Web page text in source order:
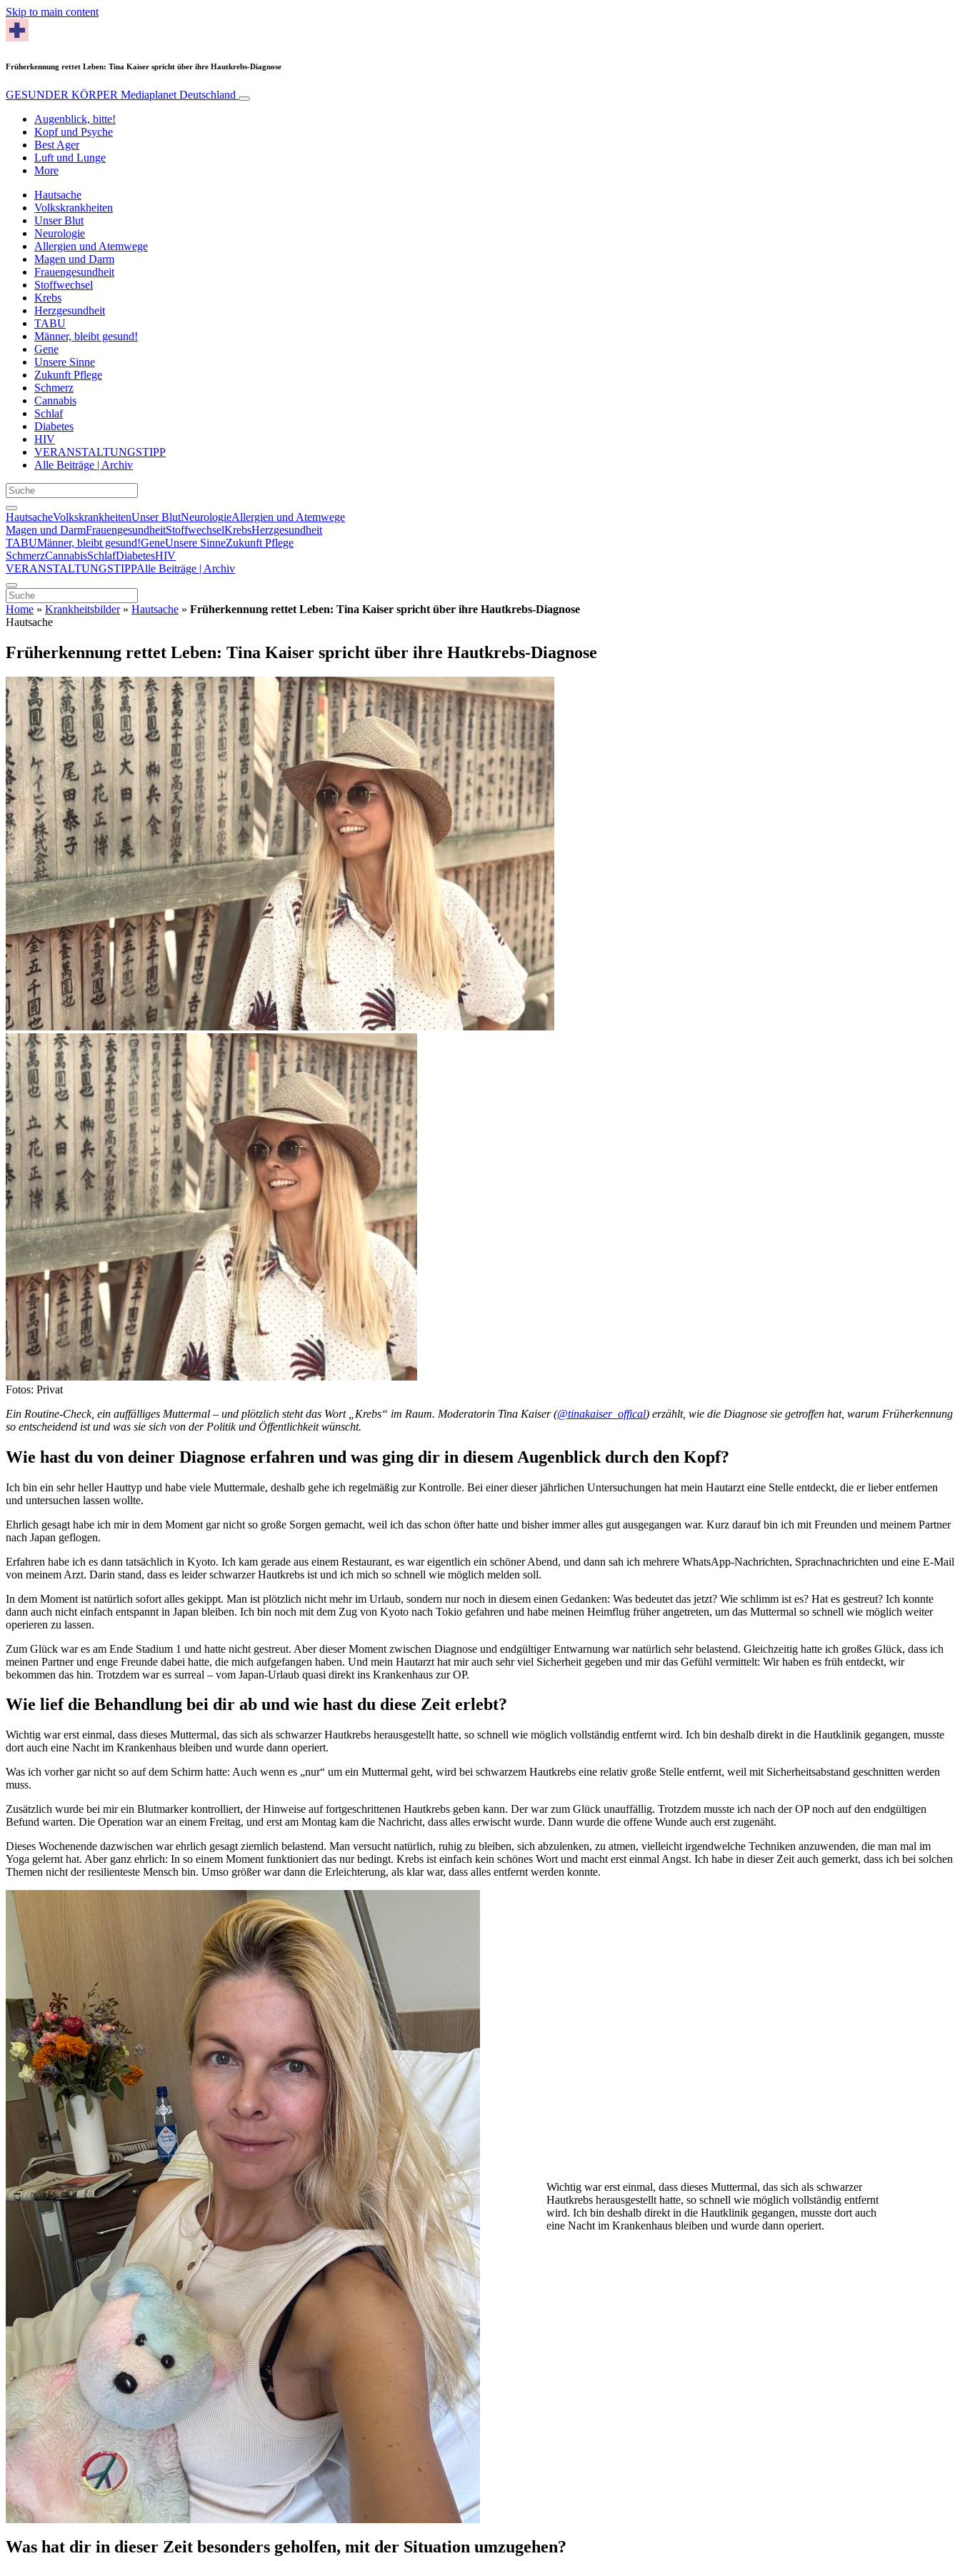
Skip to main content
Früherkennung rettet Leben: Tina Kaiser spricht über ihre Hautkrebs-Diagnose
GESUNDER KÖRPER Mediaplanet Deutschland
Augenblick, bitte!
Kopf und Psyche
Best Ager
Luft und Lunge
More
Hautsache
Volkskrankheiten
Unser Blut
Neurologie
Allergien und Atemwege
Magen und Darm
Frauengesundheit
Stoffwechsel
Krebs
Herzgesundheit
TABU
Männer, bleibt gesund!
Gene
Unsere Sinne
Zukunft Pflege
Schmerz
Cannabis
Schlaf
Diabetes
HIV
VERANSTALTUNGSTIPP
Alle Beiträge | Archiv
HautsacheVolkskrankheitenUnser BlutNeurologieAllergien und Atemwege
Magen und DarmFrauengesundheitStoffwechselKrebsHerzgesundheit
TABUMänner, bleibt gesund!GeneUnsere SinneZukunft Pflege
SchmerzCannabisSchlafDiabetesHIV
VERANSTALTUNGSTIPPAlle Beiträge | Archiv
Home » Krankheitsbilder» Hautsache » Früherkennung rettet Leben: Tina Kaiser spricht über ihre Hautkrebs-Diagnose
Hautsache
Früherkennung rettet Leben: Tina Kaiser spricht über ihre Hautkrebs-Diagnose
Fotos: Privat
Ein Routine-Check, ein auffälliges Muttermal – und plötzlich steht das Wort „Krebs“ im Raum. Moderatorin Tina Kaiser (@tinakaiser_offical) erzählt, wie die Diagnose sie getroffen hat, warum Früherkennung
so entscheidend ist und was sie sich von der Politik und Öffentlichkeit wünscht.
Wie hast du von deiner Diagnose erfahren und was ging dir in diesem Augenblick durch den Kopf?
Ich bin ein sehr heller Hauttyp und habe viele Muttermale, deshalb gehe ich regelmäßig zur Kontrolle. Bei einer dieser jährlichen Untersuchungen hat mein Hautarzt eine Stelle entdeckt, die er lieber entfernen
und untersuchen lassen wollte.
Ehrlich gesagt habe ich mir in dem Moment gar nicht so große Sorgen gemacht, weil ich das schon öfter hatte und bisher immer alles gut ausgegangen war. Kurz darauf bin ich mit Freunden und meinem Partner
nach Japan geflogen.
Erfahren habe ich es dann tatsächlich in Kyoto. Ich kam gerade aus einem Restaurant, es war eigentlich ein schöner Abend, und dann sah ich mehrere WhatsApp-Nachrichten, Sprachnachrichten und eine E-Mail
von meinem Arzt. Darin stand, dass es leider schwarzer Hautkrebs ist und ich mich so schnell wie möglich melden soll.
In dem Moment ist natürlich sofort alles gekippt. Man ist plötzlich nicht mehr im Urlaub, sondern nur noch in diesem einen Gedanken: Was bedeutet das jetzt? Wie schlimm ist es? Hat es gestreut? Ich konnte
dann auch nicht einfach entspannt in Japan bleiben. Ich bin noch mit dem Zug von Kyoto nach Tokio gefahren und habe meinen Heimflug früher angetreten, um das Muttermal so schnell wie möglich weiter
operieren zu lassen.
Zum Glück war es am Ende Stadium 1 und hatte nicht gestreut. Aber dieser Moment zwischen Diagnose und endgültiger Entwarnung war natürlich sehr belastend. Gleichzeitig hatte ich großes Glück, dass ich
meinen Partner und enge Freunde dabei hatte, die mich aufgefangen haben. Und mein Hautarzt hat mir auch sehr viel Sicherheit gegeben und mir das Gefühl vermittelt: Wir haben es früh entdeckt, wir
bekommen das hin. Trotzdem war es surreal – vom Japan-Urlaub quasi direkt ins Krankenhaus zur OP.
Wie lief die Behandlung bei dir ab und wie hast du diese Zeit erlebt?
Wichtig war erst einmal, dass dieses Muttermal, das sich als schwarzer Hautkrebs herausgestellt hatte, so schnell wie möglich vollständig entfernt wird. Ich bin deshalb direkt in die Hautklinik gegangen, musste
dort auch eine Nacht im Krankenhaus bleiben und wurde dann operiert.
Was ich vorher gar nicht so auf dem Schirm hatte: Auch wenn es „nur“ um ein Muttermal geht, wird bei schwarzem Hautkrebs eine relativ große Stelle entfernt, weil mit Sicherheitsabstand geschnitten werden
muss.
Zusätzlich wurde bei mir ein Blutmarker kontrolliert, der Hinweise auf fortgeschrittenen Hautkrebs geben kann. Der war zum Glück unauffällig. Trotzdem musste ich nach der OP noch auf den endgültigen
Befund warten. Die Operation war an einem Freitag, und erst am Montag kam die Nachricht, dass alles erwischt wurde. Dann wurde die offene Wunde auch erst zugenäht.
Dieses Wochenende dazwischen war ehrlich gesagt ziemlich belastend. Man versucht natürlich, ruhig zu bleiben, sich abzulenken, zu atmen, vielleicht irgendwelche Techniken anzuwenden, die man mal im
Yoga gelernt hat. Aber ganz ehrlich: In so einem Moment funktioniert das nur bedingt. Krebs ist einfach kein schönes Wort und macht erst einmal Angst. Ich habe in dieser Zeit auch gemerkt, dass ich bei solchen
Themen nicht der resilienteste Mensch bin. Umso größer war dann die Erleichterung, als klar war, dass alles entfernt werden konnte.
Wichtig war erst einmal, dass dieses Muttermal, das sich als schwarzer
Hautkrebs herausgestellt hatte, so schnell wie möglich vollständig entfernt
wird. Ich bin deshalb direkt in die Hautklinik gegangen, musste dort auch
eine Nacht im Krankenhaus bleiben und wurde dann operiert.
Was hat dir in dieser Zeit besonders geholfen, mit der Situation umzugehen?